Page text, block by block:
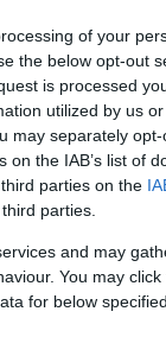
of your
the below opt-out
is processed
utilized by us
may separately
the IAB’s list of
parties on the
parties.
and may
You may
for below
campo.
è
Croazia.
i
il sitting
che
a